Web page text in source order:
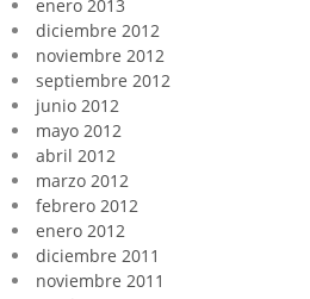
enero 2013
diciembre 2012
noviembre 2012
septiembre 2012
junio 2012
mayo 2012
abril 2012
marzo 2012
febrero 2012
enero 2012
diciembre 2011
noviembre 2011